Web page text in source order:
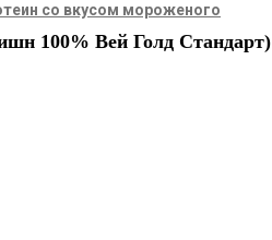
со вкусом мороженого
100% Вей Голд Стандарт)